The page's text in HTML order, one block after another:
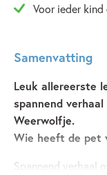
Voor ieder
Samenvatting
Leuk allereerste
spannend
Weerwolfje.
Wie heeft de pet
Spannend verhaal